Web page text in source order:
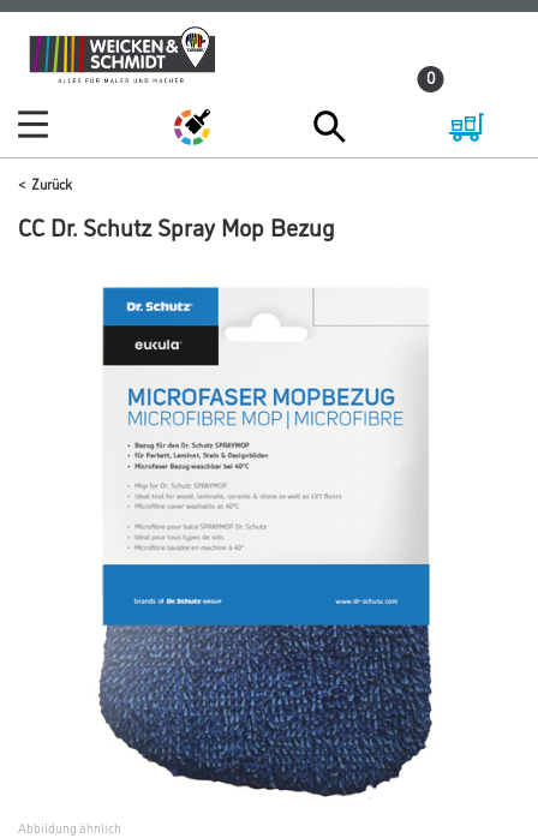
Zum
Inhalt
Zum
Navigationsmenü
0
Zurück
CC Dr. Schutz Spray Mop Bezug
Abbildung ähnlich